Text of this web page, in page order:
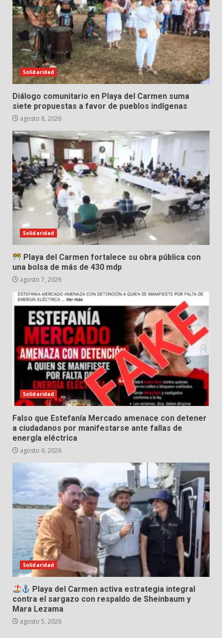
Solidaridad
Diálogo comunitario en Playa del Carmen suma
siete propuestas a favor de pueblos indígenas
agosto 8, 2026
Solidaridad
Playa del Carmen fortalece su obra pública con
una bolsa de más de 430 mdp
agosto 7, 2026
Solidaridad
Falso que Estefanía Mercado amenace con detener
a ciudadanos por manifestarse ante fallas de
energía eléctrica
agosto 6, 2026
Solidaridad
Playa del Carmen activa estrategia integral
contra el sargazo con respaldo de Sheinbaum y
Mara Lezama
agosto 5, 2026